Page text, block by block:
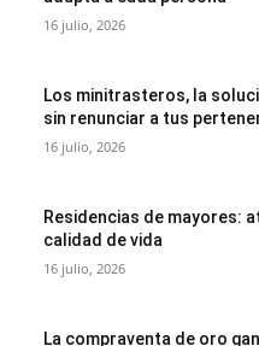
16 julio, 2026
Los minitrasteros, la
sin renunciar a tus
16 julio, 2026
Residencias de mayores:
calidad de vida
16 julio, 2026
La compraventa de oro